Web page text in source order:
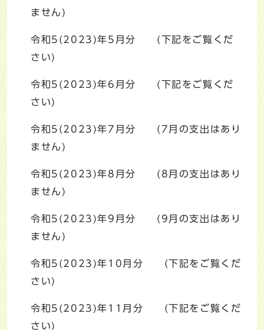
ません)
令和5(2023)年5月分 (下記をご覧くだ
さい)
令和5(2023)年6月分 (下記をご覧くだ
さい)
令和5(2023)年7月分 (7月の支出はあり
ません)
令和5(2023)年8月分 (8月の支出はあり
ません)
令和5(2023)年9月分 (9月の支出はあり
ません)
令和5(2023)年10月分 (下記をご覧くだ
さい)
令和5(2023)年11月分 (下記をご覧くだ
さい)